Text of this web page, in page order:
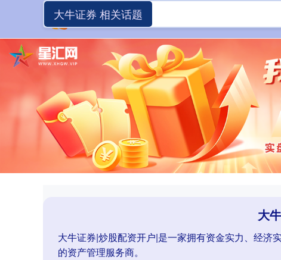
大
大牛证券|炒股配资开户|是一家拥有资金实力、经济
的资产管理服务商。
大牛证券 相关话题